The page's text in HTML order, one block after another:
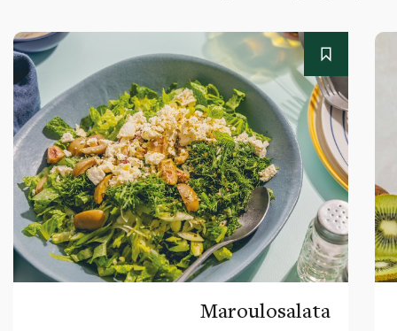
Maroulosalata